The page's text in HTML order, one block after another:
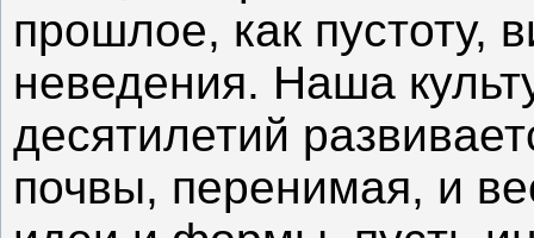
прошлое, как пустоту,
неведения. Наша
десятилетий
почвы, перенимая, и